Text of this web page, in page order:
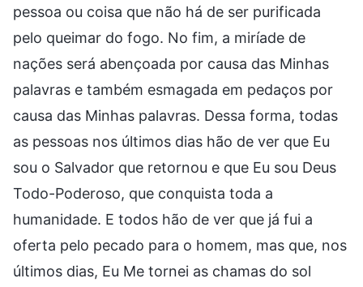
pessoa ou coisa que não há de ser purificada
pelo queimar do fogo. No fim, a miríade de
nações será abençoada por causa das Minhas
palavras e também esmagada em pedaços por
causa das Minhas palavras. Dessa forma, todas
as pessoas nos últimos dias hão de ver que Eu
sou o Salvador que retornou e que Eu sou Deus
Todo-Poderoso, que conquista toda a
humanidade. E todos hão de ver que já fui a
oferta pelo pecado para o homem, mas que, nos
últimos dias, Eu Me tornei as chamas do sol